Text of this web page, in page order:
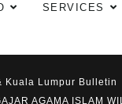
SERVICES
Kuala Lumpur Bulletin
AGAMA ISLAM